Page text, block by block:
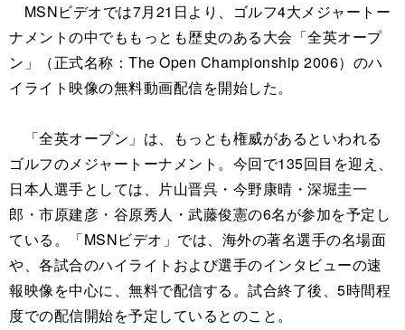
MSNビデオでは7月21日より、ゴルフ4大メジャートー
ナメントの中でももっとも歴史のある大会「全英オープ
ン」（正式名称：The Open Championship 2006）のハ
イライト映像の無料動画配信を開始した。
「全英オープン」は、もっとも権威があるといわれる
ゴルフのメジャートーナメント。今回で135回目を迎え、
日本人選手としては、片山晋呉・今野康晴・深堀圭一
郎・市原建彦・谷原秀人・武藤俊憲の6名が参加を予定し
ている。「MSNビデオ」では、海外の著名選手の名場面
や、各試合のハイライトおよび選手のインタビューの速
報映像を中心に、無料で配信する。試合終了後、5時間程
度での配信開始を予定しているとのこと。